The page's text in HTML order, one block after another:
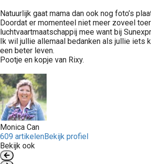
Natuurlijk gaat mama dan ook nog foto’s
Doordat er momenteel niet meer zoveel
luchtvaartmaatschappij mee want bij
Ik wil jullie allemaal bedanken als jullie iets
een beter leven.
Pootje en kopje van Rixy.
Monica Can
609 artikelenBekijk profiel
Bekijk ook